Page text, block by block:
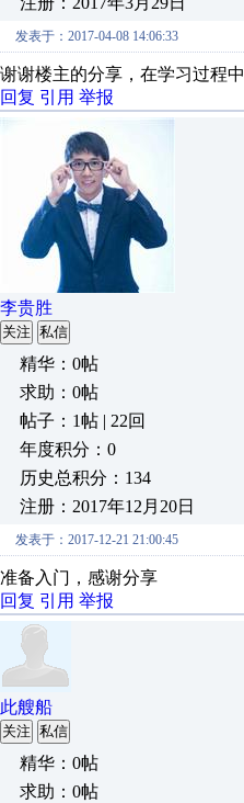
发表于：2017-04-08 14:06:33
谢谢楼主的分享，在学习过程中
回复 引用 举报
李贵胜
关注 私信
精华：0帖
求助：0帖
帖子：1帖 | 22回
年度积分：0
历史总积分：134
注册：2017年12月20日
发表于：2017-12-21 21:00:45
准备入门，感谢分享
回复 引用 举报
此艘船
关注 私信
精华：0帖
求助：0帖